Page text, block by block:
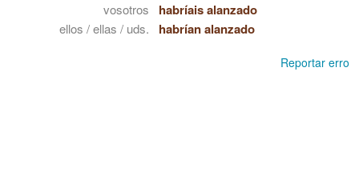
vosotros habríais alanzado
ellos / ellas / uds. habrían alanzado
Reportar erro